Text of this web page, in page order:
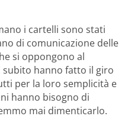
i cartelli sono stati
di comunicazione delle
si oppongono al
subito hanno fatto il giro
per la loro semplicità e
hanno bisogno di
mai dimenticarlo.